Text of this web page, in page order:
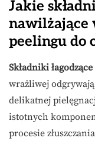
Jakie
nawilżające
peelingu do
Składniki
wrażliwej
delikatnej
istotnych
procesie